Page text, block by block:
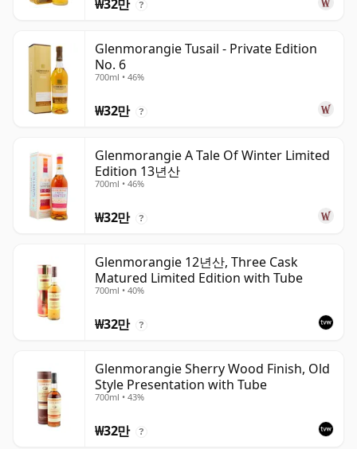
₩32만 ?
Glenmorangie Tusail - Private Edition
No. 6
700ml • 46%
₩32만 ?
Glenmorangie A Tale Of Winter Limited
Edition 13년산
700ml • 46%
₩32만 ?
Glenmorangie 12년산, Three Cask
Matured Limited Edition with Tube
700ml • 40%
₩32만 ?
Glenmorangie Sherry Wood Finish, Old
Style Presentation with Tube
700ml • 43%
₩32만 ?